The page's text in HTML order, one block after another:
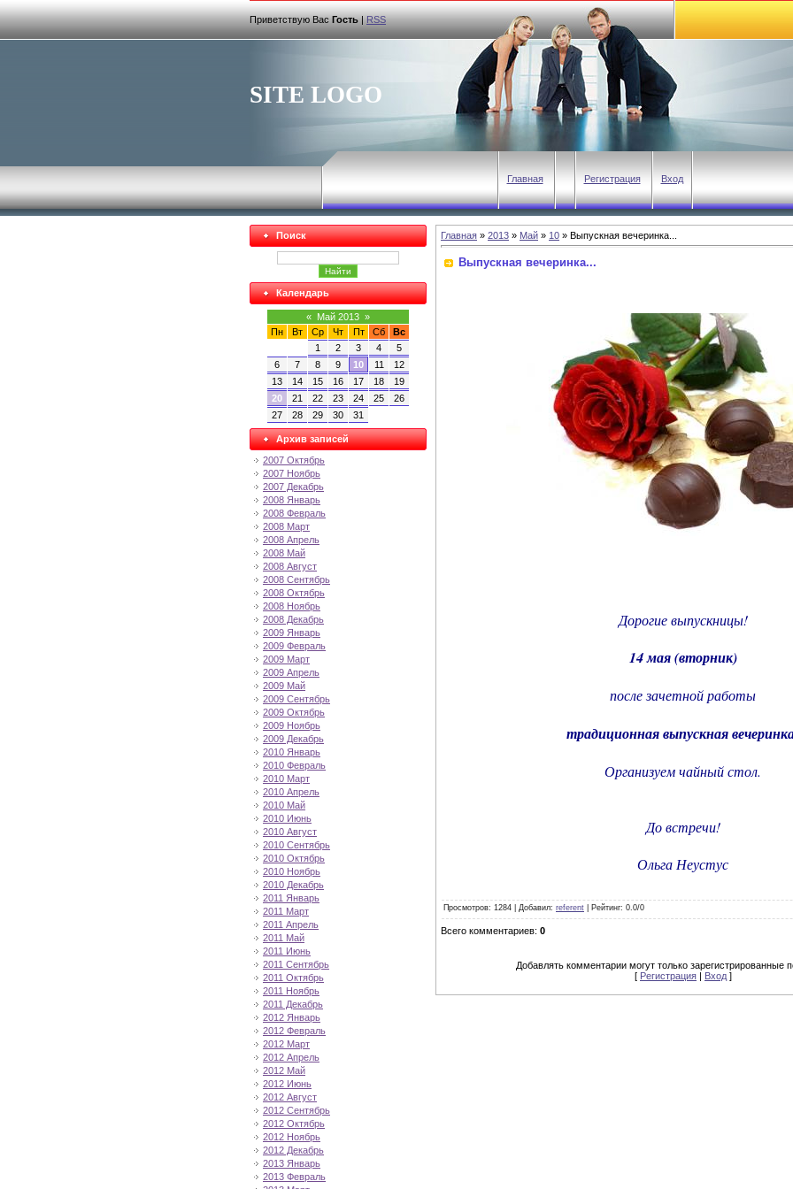
Приветствую Вас Гость|RSS
SITE LOGO
Главная Регистрация Вход
Поиск
Календарь
« Май 2013 »
Пн
Вт Ср Чт Пт Сб
Вс
1
2 3 4
5
6
7 8 9 10 11
12
13
14 15 16 17 18
19
20
21 22 23 24 25
26
27
28 29 30 31
Архив записей
2007 Октябрь
2007 Ноябрь
2007 Декабрь
2008 Январь
2008 Февраль
2008 Март
2008 Апрель
2008 Май
2008 Август
2008 Сентябрь
2008 Октябрь
2008 Ноябрь
2008 Декабрь
2009 Январь
2009 Февраль
2009 Март
2009 Апрель
2009 Май
2009 Сентябрь
2009 Октябрь
2009 Ноябрь
2009 Декабрь
2010 Январь
2010 Февраль
2010 Март
2010 Апрель
2010 Май
2010 Июнь
2010 Август
2010 Сентябрь
2010 Октябрь
2010 Ноябрь
2010 Декабрь
2011 Январь
2011 Март
2011 Апрель
2011 Май
2011 Июнь
2011 Сентябрь
2011 Октябрь
2011 Ноябрь
2011 Декабрь
2012 Январь
2012 Февраль
2012 Март
2012 Апрель
2012 Май
2012 Июнь
2012 Август
2012 Сентябрь
2012 Октябрь
2012 Ноябрь
2012 Декабрь
2013 Январь
2013 Февраль
Главная » 2013 » Май » 10 » Выпускная вечеринка...
Выпускная вечеринка...
Дорогие выпускницы!
14 мая (вторник)
после зачетной работы
традиционная выпускная
Организуем чайный стол.
До встречи!
Ольга Неустус
Просмотров: 1284 | Добавил: referent Рейтинг: 0.0/0
Всего комментариев: 0
Добавлять комментарии могут только зарегистрированные
[ Регистрация | Вход ]